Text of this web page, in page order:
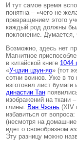
И тут самое время
понятна – «чего не
превращением этого
каждый род должны
поклонение.
Возможно, здесь нет
Магнитное
в китайской книге 1044 г
«У-цзин цзун-яо» (тот
сотни воинов. Уже в то
изготовил лист бумаги
династии Тан
изображений на ткани
глины. Ван Чжэнь (XIV
избавиться от
(несмотря на
идет о своеобразном
Эту разницу можно